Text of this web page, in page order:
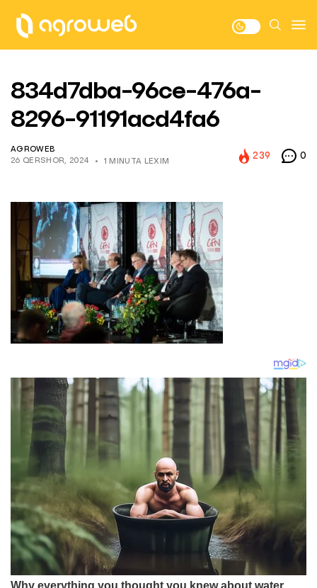
834d7dba-96ce-476a-
8296-91191acd4fa6
AGROWEB
26 QERSHOR, 2024
1 MINUTA LEXIM
239 0